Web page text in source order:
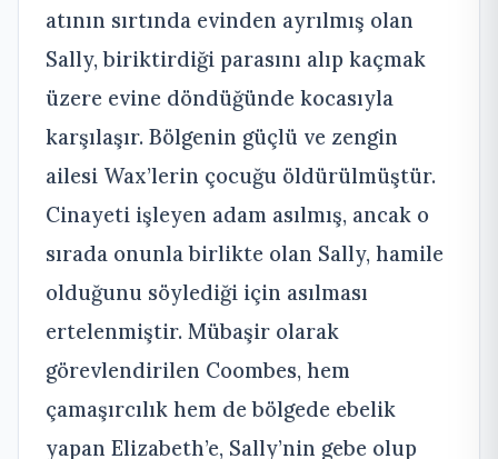
atının sırtında evinden ayrılmış olan
Sally, biriktirdiği parasını alıp kaçmak
üzere evine döndüğünde kocasıyla
karşılaşır. Bölgenin güçlü ve zengin
ailesi Wax’lerin çocuğu öldürülmüştür.
Cinayeti işleyen adam asılmış, ancak o
sırada onunla birlikte olan Sally, hamile
olduğunu söylediği için asılması
ertelenmiştir. Mübaşir olarak
görevlendirilen Coombes, hem
çamaşırcılık hem de bölgede ebelik
yapan Elizabeth’e, Sally’nin gebe olup